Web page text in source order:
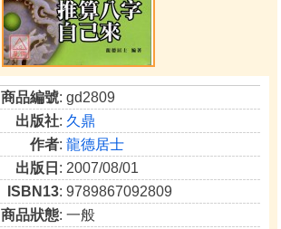
商品編號: gd2809
出版社: 久鼎
作者:龍德居士
出版日 : 2007/08/01
ISBN13: 9789867092809
商品狀態: 一般